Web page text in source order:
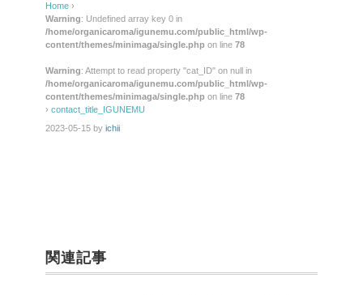
e
b
o
o
k
er
Home ›
Warning: Undefined array key 0 in
/home/organicaroma/igunemu.com/public_html/wp-
content/themes/minimaga/single.php on line 78
Warning: Attempt to read property "cat_ID" on null in
/home/organicaroma/igunemu.com/public_html/wp-
content/themes/minimaga/single.php on line 78
› contact_title_IGUNEMU
2023-05-15 by ichii
関連記事